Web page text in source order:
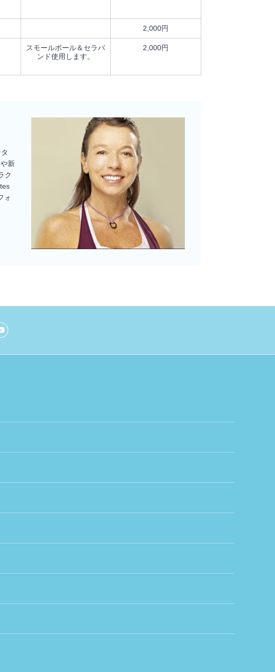
2,000円
スモールボール＆セラバ
ンド使用します。
2,000円
新
ク
ォ